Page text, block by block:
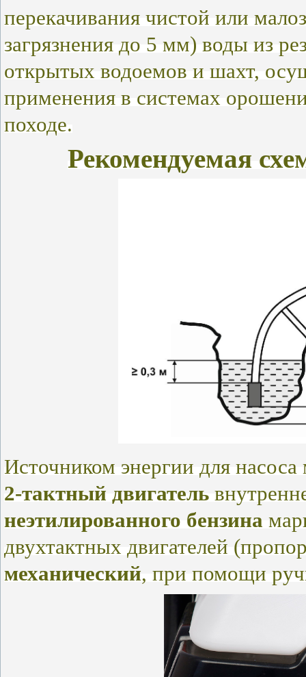
перекачивания чистой или
загрязнения до 5 мм) воды из
открытых водоемов и шахт,
применения в системах
походе.
Рекомендуемая
Источником энергии для
2-тактный двигатель
неэтилированного бензина
двухтактных двигателей
механический, при помощи